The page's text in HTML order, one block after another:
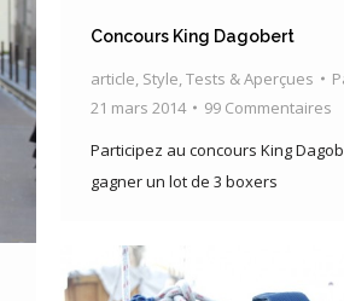
Concours King Dagobert
article, Style,Tests & Aperçues
21 mars 2014
99 Commentaires
Participez au concours King
gagner un lot de 3 boxers